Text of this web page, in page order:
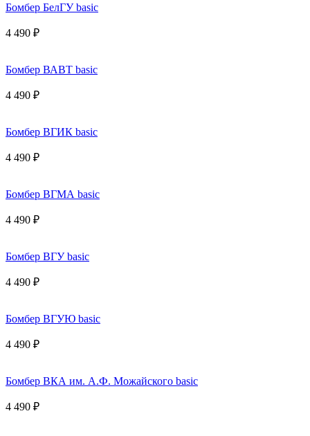
Бомбер БелГУ basic
4 490 ₽
Бомбер ВАВТ basic
4 490 ₽
Бомбер ВГИК basic
4 490 ₽
Бомбер ВГМА basic
4 490 ₽
Бомбер ВГУ basic
4 490 ₽
Бомбер ВГУЮ basic
4 490 ₽
Бомбер ВКА им. А.Ф. Можайского basic
4 490 ₽